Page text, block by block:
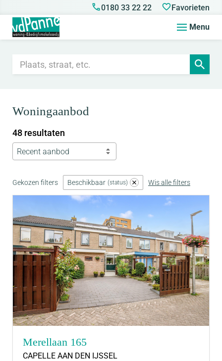
0180 33 22 22 Favorieten
Menu
Woningaanbod
48 resultaten
Recent aanbod
Gekozen filters Beschikbaar status Wis alle filters
Merellaan 165
CAPELLE AAN DEN IJSSEL